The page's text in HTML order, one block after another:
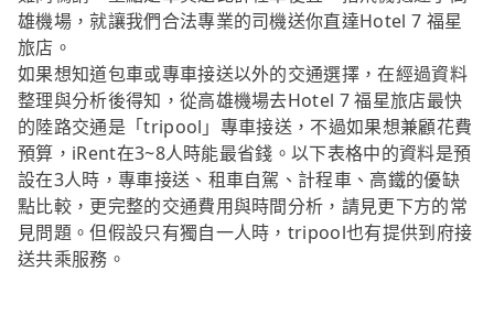
雄機場，就讓我們合法專業的司機送你直達Hotel 7 福星
旅店。
如果想知道包車或專車接送以外的交通選擇，在經過資料
整理與分析後得知，從高雄機場去Hotel 7 福星旅店最快
的陸路交通是「tripool」專車接送，不過如果想兼顧花費
預算，iRent在3~8人時能最省錢。以下表格中的資料是預
設在3人時，專車接送、租車自駕、計程車、高鐵的優缺
點比較，更完整的交通費用與時間分析，請見更下方的常
見問題。但假設只有獨自一人時，tripool也有提供到府接
送共乘服務。